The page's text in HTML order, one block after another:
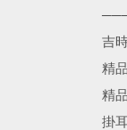
吉
精
精
掛